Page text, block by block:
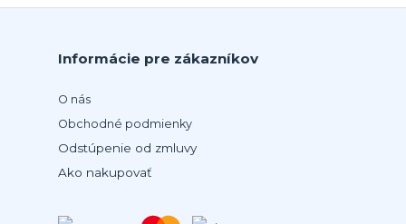
Informácie pre zákazníkov
O nás
Obchodné podmienky
Odstúpenie od zmluvy
Ako nakupovať